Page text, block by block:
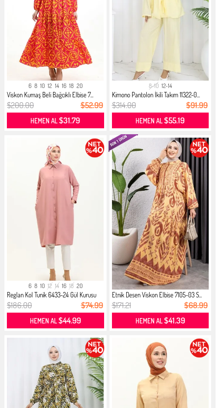
6 8 10 12 14 16 18 20
Viskon Kumaş Beli Bağcıklı Elbise 7...
$200.00 $52.99
HEMEN AL$31.79
8-10 12-14
Kimono Pantolon İkili Takım 11322-0...
$314.00 $91.99
HEMEN AL$55.19
6 8 10 12 14 16 18 20
Reglan Kol Tunik 6433-24 Gül Kurusu
$186.00 $74.99
HEMEN AL$44.99
Etnik Desen Viskon Elbise 7105-03 S...
$171.21 $68.99
HEMEN AL$41.39